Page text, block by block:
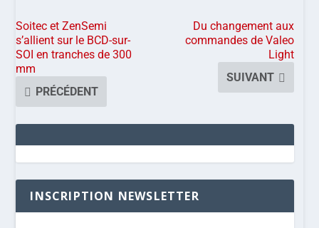
Soitec et ZenSemi
s’allient sur le BCD-sur-
SOI en tranches de 300
mm
PRÉCÉDENT
Du changement aux
commandes de Valeo
Light
SUIVANT
INSCRIPTION NEWSLETTER